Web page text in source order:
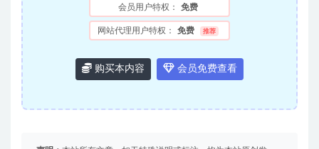
会员用户特权： 免费
网站代理用户特权： 免费 推荐
购买本内容 会员免费查看